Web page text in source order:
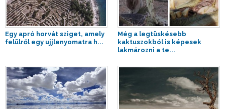
Egy apró horvát sziget, amely
felülről egy ujjlenyomatra h...
Még a legtüskésebb
kaktuszokból is képesek
lakmározni a te...